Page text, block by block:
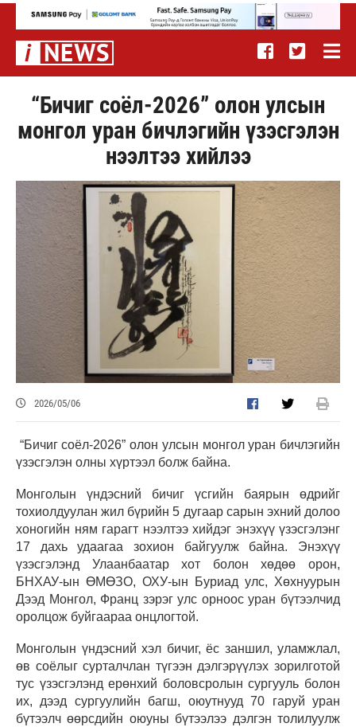
“Бичиг соёл-2026” олон улсын
монгол уран бичлэгийн үзэсгэлэн
нээлтээ хийлээ
2026/05/06
“Бичиг соёл-2026” олон улсын монгол уран бичлэгийн
үзэсгэлэн олны хүртээл болж байна.
Монголын үндэсний бичиг үсгийн баярын өдрийг
тохиолдуулан жил бүрийн 5 дугаар сарын эхний долоо
хоногийн ням гарагт нээлтээ хийдэг энэхүү үзэсгэлэнг
17 дахь удаагаа зохион байгуулж байна. Энэхүү
үзэсгэлэнд Улаанбаатар хот болон хөдөө орон,
БНХАУ-ын ӨМӨЗО, ОХУ-ын Буриад улс, Хөхнуурын
Дээд Монгол, Франц зэрэг улс орноос уран бүтээлчид
оролцож буйгаараа онцлогтой.
Монголын үндэсний хэл бичиг, ёс заншил, уламжлал,
өв соёлыг сурталчлан түгээн дэлгэрүүлэх зорилготой
тус үзэсгэлэнд ерөнхий боловсролын сургууль болон
их, дээд сургуулийн багш, оюутнууд 70 гаруй уран
бүтээлч өөрсдийн оюуны бүтээлээ дэлгэн толилуулж